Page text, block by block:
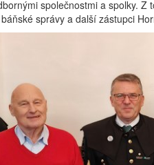
společnostmi a spolky.
správy a další zástupci